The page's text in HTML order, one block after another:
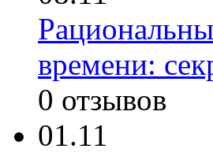
времени:
0 отзывов
01.11